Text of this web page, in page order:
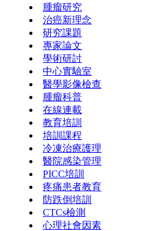
腫瘤研究
治癌新理念
研究課題
專家論文
學術研討
中心實驗室
醫學影像檢查
腫瘤科普
在線連載
教育培訓
培訓課程
冷凍治療護理
醫院感染管理
PICC培訓
疼痛患者教育
防跌倒培訓
CTCs檢測
心理社會因素